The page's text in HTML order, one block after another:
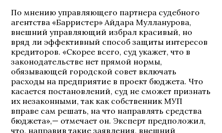
По мнению управляющего партнера судебного
агентства «Барристер» Айдара Мулланурова,
внешний управляющий избрал красивый, но
вряд ли эффективный способ защиты интересов
кредиторов. «Скорее всего, суд укажет, что в
законодательстве нет прямой нормы,
обязывающей городской совет включать
расходы на предприятие в проект бюджета. Что
касается постановлений, суд не сможет признать
их незаконными, так как собственник МУП
вправе сам решать, на что направлять средства
бюджета»,— отмечает он. Эксперт предположил,
что, направив такие заявления, внешний